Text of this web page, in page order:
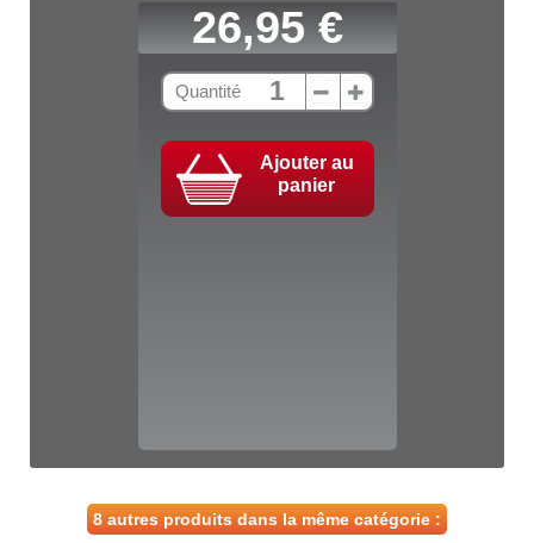
26,95 €
Quantité
Ajouter au
panier
8 autres produits dans la même catégorie :